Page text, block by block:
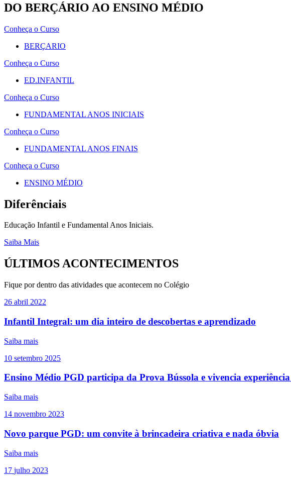
DO BERÇÁRIO AO ENSINO MÉDIO
Conheça o Curso
BERÇARIO
Conheça o Curso
ED.INFANTIL
Conheça o Curso
FUNDAMENTAL ANOS INICIAIS
Conheça o Curso
FUNDAMENTAL ANOS FINAIS
Conheça o Curso
ENSINO MÉDIO
Diferênciais
Educação Infantil e Fundamental Anos Iniciais.
Saiba Mais
ÚLTIMOS ACONTECIMENTOS
Fique por dentro das atividades que acontecem no Colégio
26 abril 2022
Infantil Integral: um dia inteiro de descobertas e aprendizado
Saiba mais
10 setembro 2025
Ensino Médio PGD participa da Prova Bússola e vivencia
Saiba mais
14 novembro 2023
Novo parque PGD: um convite à brincadeira criativa e nada óbvia
Saiba mais
17 julho 2023